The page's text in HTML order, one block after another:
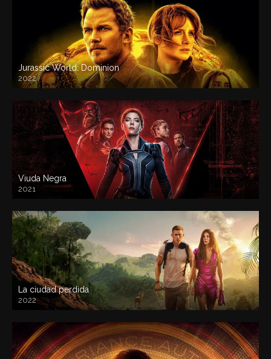
Jurassic World: Dominion
2022
Viuda Negra
2021
La ciudad perdida
2022